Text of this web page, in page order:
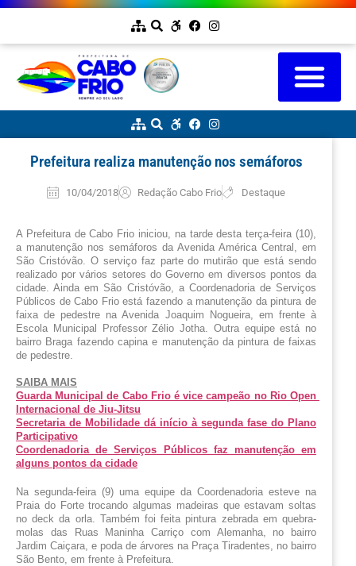
Prefeitura realiza manutenção nos semáforos
10/04/2018 Redação Cabo Frio Destaque
A Prefeitura de Cabo Frio iniciou, na tarde desta terça-feira (10),
a manutenção nos semáforos da Avenida América Central, em
São Cristóvão. O serviço faz parte do mutirão que está sendo
realizado por vários setores do Governo em diversos pontos da
cidade. Ainda em São Cristóvão, a Coordenadoria de Serviços
Públicos de Cabo Frio está fazendo a manutenção da pintura de
faixa de pedestre na Avenida Joaquim Nogueira, em frente à
Escola Municipal Professor Zélio Jotha. Outra equipe está no
bairro Braga fazendo capina e manutenção da pintura de faixas
de pedestre.
SAIBA MAIS
Guarda Municipal de Cabo Frio é vice campeão no Rio Open
Internacional de Jiu-Jitsu
Secretaria de Mobilidade dá início à segunda fase do Plano
Participativo
Coordenadoria de Serviços Públicos faz manutenção em
alguns pontos da cidade
Na segunda-feira (9) uma equipe da Coordenadoria esteve na
Praia do Forte trocando algumas madeiras que estavam soltas
no deck da orla. Também foi feita pintura zebrada em quebra-
molas das Ruas Maninha Carriço com Alemanha, no bairro
Jardim Caiçara, e poda de árvores na Praça Tiradentes, no bairro
São Bento, em frente à Prefeitura.